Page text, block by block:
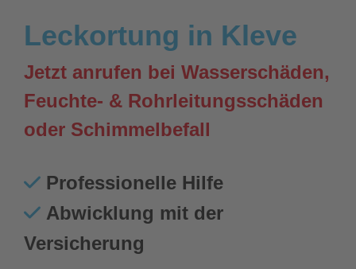
Leckortung in Kleve
Jetzt anrufen bei Wasserschäden,
Feuchte- & Rohrleitungsschäden
oder Schimmelbefall
Professionelle Hilfe
Abwicklung mit der
Versicherung